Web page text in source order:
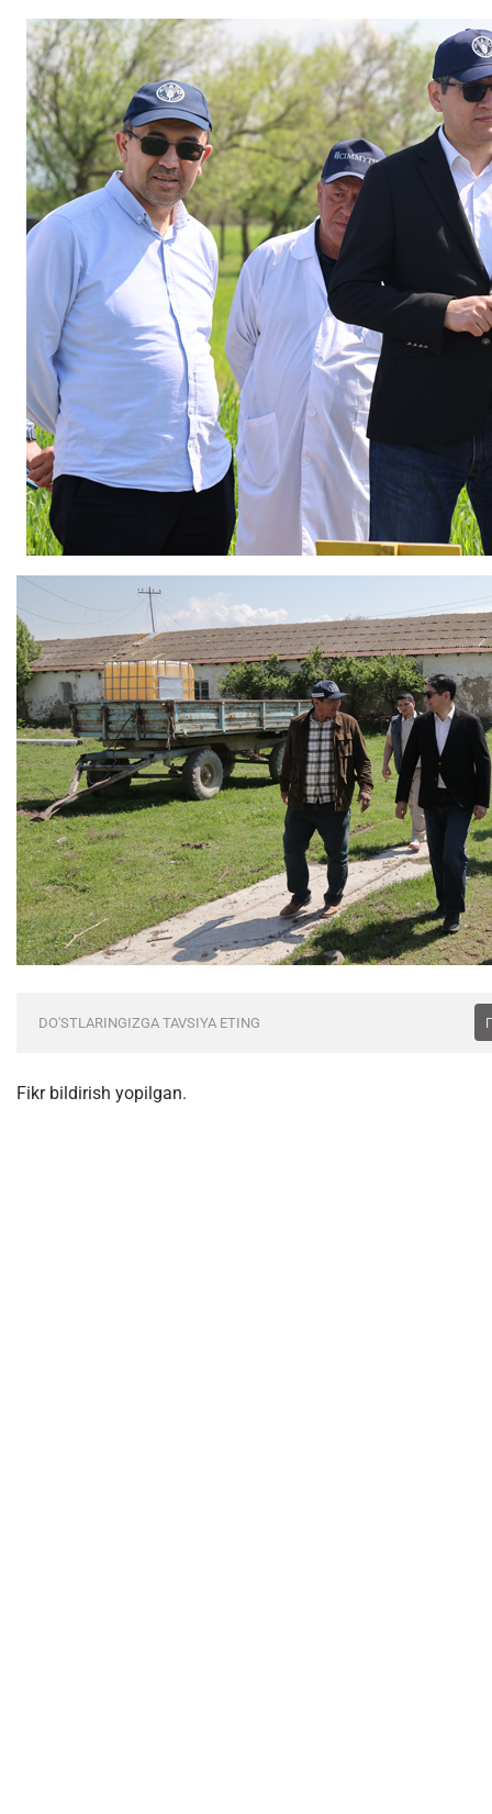
DO'STLARINGIZGA TAVSIYA ETING
Fikr bildirish yopilgan.